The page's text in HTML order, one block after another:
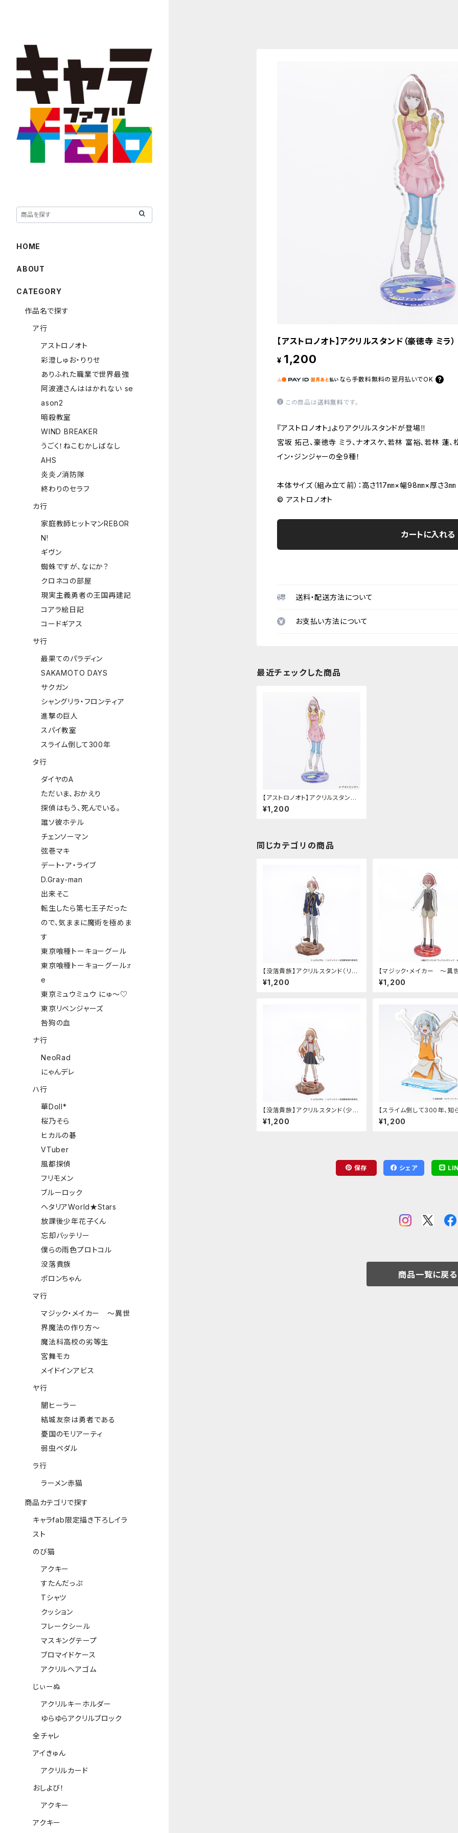
【アストロノオト】アクリルスタンド（豪徳寺 ミラ）
¥ 1,200
なら 手数料無料の 翌月払いでOK
この商品は送料無料です。
『アストロノオト』よりアクリルスタンドが登場‼
宮坂 拓己、豪徳寺 ミラ、ナオスケ、若林 富裕、若林 蓮
イン・ジンジャーの全9種！
本体サイズ（組み立て前）：高さ117㎜×幅98㎜×厚さ3㎜
© アストロノオト
カートに入れる
送料・配送方法について
お支払い方法について
最近チェックした商品
【アストロノオト】アクリルスタンド
（豪徳寺 ミラ）
¥1,200
同じカテゴリの商品
【没落貴族】アクリルスタンド（リア
ム）
¥1,200
【マジック・メイカー ～異
法の作り方～】アクリルスタ
（シオン）
¥1,200
【没落貴族】アクリルスタンド（少女
ラードーン）
¥1,200
【スライム倒して300年、知
うちにレベルMAXになって
～そのに～】アクリルスタン
¥1,200
保存 シェア
商品一覧に戻る
HOME
ABOUT
CATEGORY
作品名で探す
ア行
アストロノオト
彩澄しゅお・りりせ
ありふれた職業で世界最強
阿波連さんははかれない se
ason2
暗殺教室
WIND BREAKER
うごく！ねこむかしばなし
AHS
炎炎ノ消防隊
終わりのセラフ
カ行
家庭教師ヒットマンREBOR
N!
ギヴン
蜘蛛ですが、なにか？
クロネコの部屋
現実主義勇者の王国再建記
コアラ絵日記
コードギアス
サ行
最果てのパラディン
SAKAMOTO DAYS
サクガン
シャングリラ・フロンティア
進撃の巨人
スパイ教室
スライム倒して300年
タ行
ダイヤのA
ただいま、おかえり
探偵はもう、死んでいる。
誰ソ彼ホテル
チェンソーマン
弦巻マキ
デート・ア・ライブ
D.Gray-man
出来そこ
転生したら第七王子だった
ので、気ままに魔術を極めま
す
東京喰種トーキョーグール
東京喰種トーキョーグール:r
e
東京ミュウミュウ にゅ～♡
東京リベンジャーズ
咎狗の血
ナ行
NeoRad
にゃんデレ
ハ行
華Doll*
桜乃そら
ヒカルの碁
VTuber
風都探偵
フリモメン
ブルーロック
ヘタリアWorld★Stars
放課後少年花子くん
忘却バッテリー
僕らの雨色プロトコル
没落貴族
ポロンちゃん
マ行
マジック・メイカー ～異世
界魔法の作り方～
魔法科高校の劣等生
宮舞モカ
メイドインアビス
ヤ行
闇ヒーラー
結城友奈は勇者である
憂国のモリアーティ
弱虫ペダル
ラ行
ラーメン赤猫
商品カテゴリで探す
キャラfab限定描き下ろしイラ
スト
のび猫
アクキー
すたんだっぷ
Tシャツ
クッション
フレークシール
マスキングテープ
ブロマイドケース
アクリルヘアゴム
じぃーぬ
アクリルキーホルダー
ゆらゆらアクリルブロック
全チャレ
アイきゅん
アクリルカード
おしよび！
アクキー
アクキー